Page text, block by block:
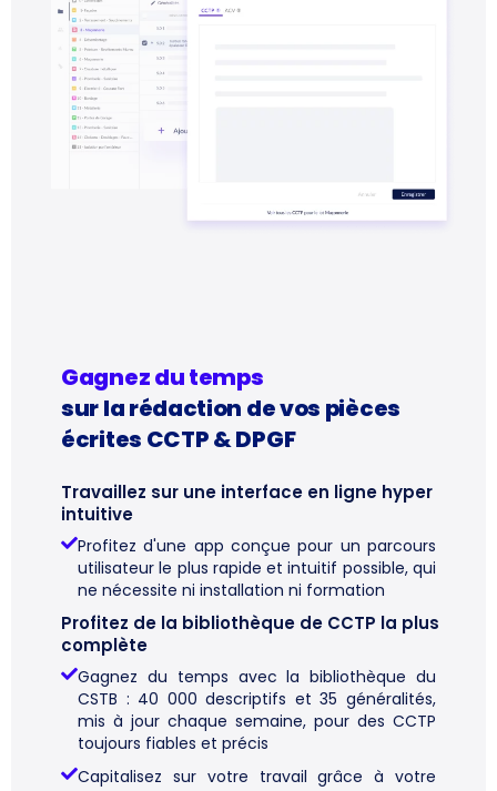
Gagnez du temps
sur la rédaction de vos pièces
écrites CCTP & DPGF
Travaillez sur une interface en ligne hyper
intuitive
Profitez d'une app conçue pour un parcours
utilisateur le plus rapide et intuitif possible, qui
ne nécessite ni installation ni formation
Profitez de la bibliothèque de CCTP la plus
complète
Gagnez du temps avec la bibliothèque du
CSTB : 40 000 descriptifs et 35 généralités,
mis à jour chaque semaine, pour des CCTP
toujours fiables et précis
Capitalisez sur votre travail grâce à votre